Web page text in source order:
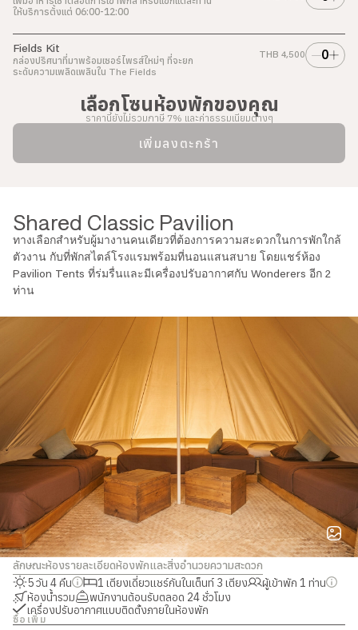
ให้บริการตั้งแต่ 06:00-12:00
Fields Kit
กล่องปริศนาที่มาพร้อมเซอร์ไพรส์ใหม่ๆ ที่จะยก
ระดับความเพลิดเพลินใน The Fields
THB 4,500 0
เลือกโซนห้องพักของคุณ
ราคานี้ยังไม่รวมภาษี 7% และค่าธรรมเนียมต่างๆ
เพิ่มลงตะกร้า
Shared Classic Pavilion
ทางเลือกสำหรับผู้มางานคนเดียวที่ต้องการความสะดวกในการพักใกล้
ตัวงาน กับที่พักสไตล์โรงแรมพร้อมที่นอนแสนสบาย โดยแชร์ห้อง
Pavilion Tents ที่ร่มรื่นและมีเครื่องปรับอากาศกับ Wonderers อีก 2
ท่าน
ลักษณะห้องรายละเอียดห้องพักและสิ่งอำนวยความสะดวก
5 วัน 4 คืน
1 เตียงเดี่ยวแชร์กันในเต็นท์ 3 เตียง ผู้เข้าพัก 1 ท่าน
ห้องน้ำรวม พนักงานต้อนรับตลอด 24 ชั่วโมง
เครื่องปรับอากาศแบบติดตั้งภายในห้องพัก
ซื้อเพิ่ม
Shared Classic Pavilion
เช็กอิน/เช็กเอาต์: 3 ธ.ค. 12:00 / 7 ธ.ค. 12:00
1 เตียงเดี่ยวแชร์กันในเต็นท์ 3 เตียง
มีเครื่องปรับอากาศ
ห้องน้ำรวมในโซนที่พัก
ความสะดวกสบาย
ปลั๊กไฟ
หมอนและชุดเครื่องนอน
ที่นอนนุ่มสบาย
ลักษณะห้องและเฟอร์นิเจอร์
หลังคามุงจาก
พื้นที่พักผ่อนมีชายคาด้านนอก
พื้นด้านในปูเสื่อไม้ไผ่
พื้นด้านนอกปูคอนกรีต
ไฟประดับตกแต่ง
กระจกเต็มตัว
ชั้นวางของสำหรับผู้เข้าพักแต่ละท่าน
การรักษาความปลอดภัย
กล่องนิรภัย
พนักงานรักษาความปลอดภัยตลอด 24 ชั่วโมง
Shared Classic Pavilion